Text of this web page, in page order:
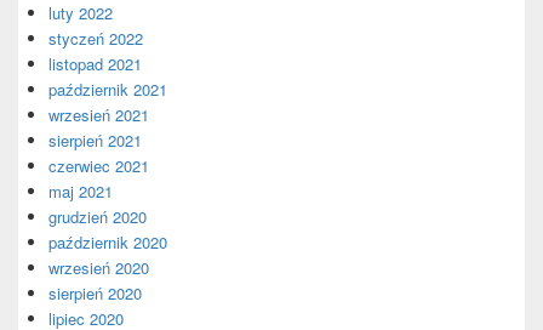
luty 2022
styczeń 2022
listopad 2021
październik 2021
wrzesień 2021
sierpień 2021
czerwiec 2021
maj 2021
grudzień 2020
październik 2020
wrzesień 2020
sierpień 2020
lipiec 2020